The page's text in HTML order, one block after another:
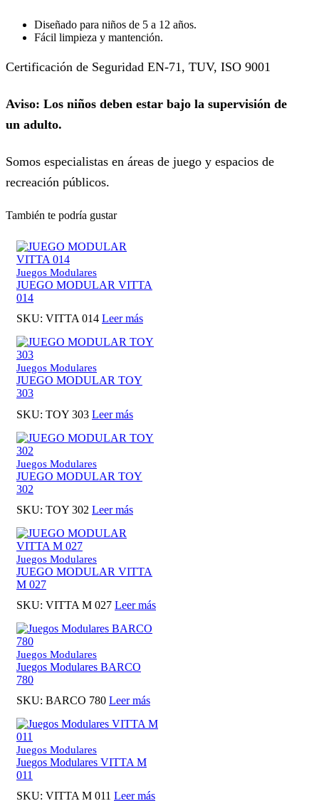
Diseñado para niños de 5 a 12 años.
Fácil limpieza y mantención.
Certificación de Seguridad EN-71, TUV, ISO 9001
Aviso: Los niños deben estar bajo la supervisión de
un adulto.
Somos especialistas en áreas de juego y espacios de
recreación públicos.
También te podría gustar
Juegos Modulares
JUEGO MODULAR VITTA
014
SKU: VITTA 014 Leer más
Juegos Modulares
JUEGO MODULAR TOY
303
SKU: TOY 303 Leer más
Juegos Modulares
JUEGO MODULAR TOY
302
SKU: TOY 302 Leer más
Juegos Modulares
JUEGO MODULAR VITTA
M 027
SKU: VITTA M 027 Leer más
Juegos Modulares
Juegos Modulares BARCO
780
SKU: BARCO 780 Leer más
Juegos Modulares
Juegos Modulares VITTA M
011
SKU: VITTA M 011 Leer más